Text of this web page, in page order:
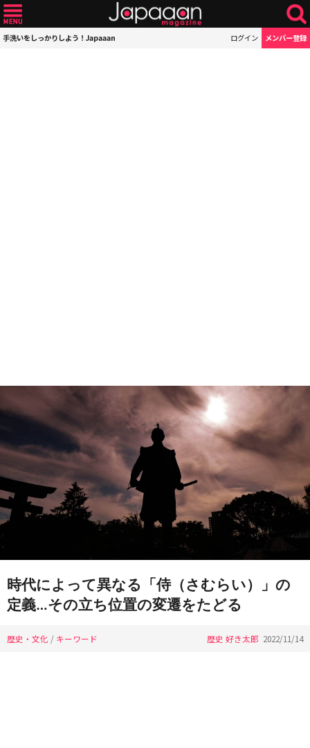
手洗いをしっかりしよう！Japaaan ログイン メンバー登録
時代によって異なる「侍（さむらい）」の
定義…その立ち位置の変遷をたどる
歴史・文化 / キーワード 歴史 好き太郎 2022/11/14